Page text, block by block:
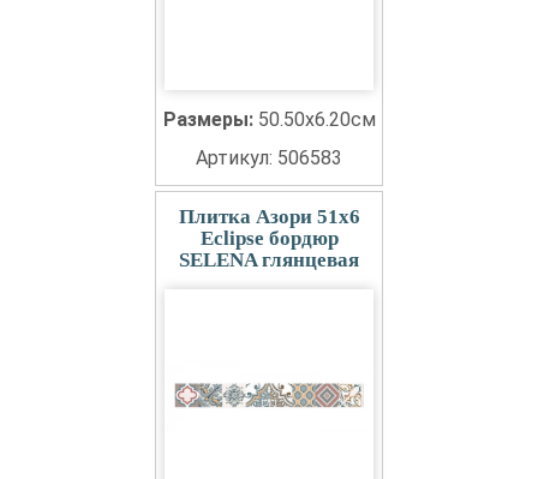
Размеры: 50.50x6.20см
Артикул: 506583
Плитка Азори 51x6
Eclipse бордюр
SELENA глянцевая